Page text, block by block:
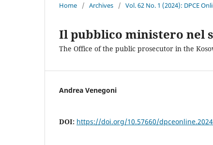
Home / Archives / Vol. 62 No. 1 (2024): DPCE
Il pubblico ministero nel
The Office of the public prosecutor in the
Andrea Venegoni
DOI: https://doi.org/10.57660/